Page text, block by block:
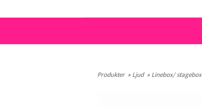
Produkter » Ljud » Linebox/ stagebox